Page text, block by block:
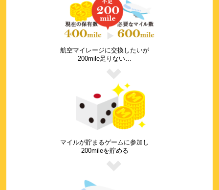
航空マイレージに交換したいが
200mile足りない…
マイルが貯まるゲームに参加し
200mileを貯める